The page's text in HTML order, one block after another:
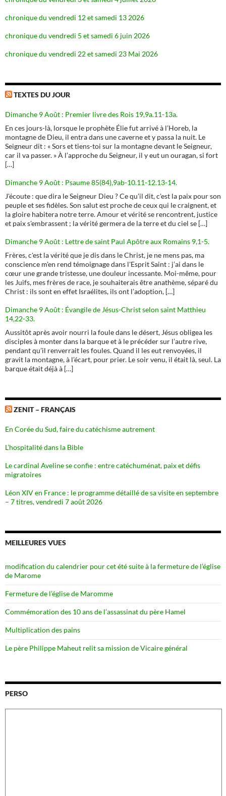
chronique du vendredi 12 et samedi 13 2026
chronique du vendredi 5 et samedi 6 juin 2026
chronique du vendredi 22 et samedi 23 Mai 2026
TEXTES DU JOUR
Dimanche 9 Août : Premier livre des Rois 19,9a.11-13a.
En ces jours-là, lorsque le prophète Élie fut arrivé à l’Horeb, la
montagne de Dieu, il entra dans une caverne et y passa la nuit. Le
Seigneur dit : « Sors et tiens-toi sur la montagne devant le Seigneur,
car il va passer. » À l’approche du Seigneur, il y eut un ouragan, si fort
[…]
Dimanche 9 Août : Psaume 85(84),9ab-10.11-12.13-14.
J'écoute : que dira le Seigneur Dieu ? Ce qu'il dit, c'est la paix pour son
peuple et ses fidèles. Son salut est proche de ceux qui le craignent, et
la gloire habitera notre terre. Amour et vérité se rencontrent, justice
et paix s'embrassent ; la vérité germera de la terre et du ciel se […]
Dimanche 9 Août : Lettre de saint Paul Apôtre aux Romains 9,1-5.
Frères, c'est la vérité que je dis dans le Christ, je ne mens pas, ma
conscience m'en rend témoignage dans l'Esprit Saint : j’ai dans le
cœur une grande tristesse, une douleur incessante. Moi-même, pour
les Juifs, mes frères de race, je souhaiterais être anathème, séparé du
Christ : ils sont en effet Israélites, ils ont l’adoption, […]
Dimanche 9 Août : Évangile de Jésus-Christ selon saint Matthieu
14,22-33.
Aussitôt après avoir nourri la foule dans le désert, Jésus obligea les
disciples à monter dans la barque et à le précéder sur l’autre rive,
pendant qu’il renverrait les foules. Quand il les eut renvoyées, il
gravit la montagne, à l’écart, pour prier. Le soir venu, il était là, seul. La
barque était déjà à […]
ZENIT – FRANÇAIS
En Corée du Sud, faire du catéchisme autrement
L’hospitalité dans la Bible
Le cardinal Aveline se confie : entre catéchuménat, paix et défis
migratoires
Léon XIV en France : le programme détaillé de sa visite en septembre
– 7 titres, vendredi 7 août 2026
MEILLEURES VUES
modification du calendrier pour cet été suite à la fermeture de l’église
de Marome
Fermeture de l’église de Maromme
Commémoration des 10 ans de l’assassinat du père Hamel
Multiplication des pains
Le père Philippe Maheut relit sa mission de Vicaire général
PERSO